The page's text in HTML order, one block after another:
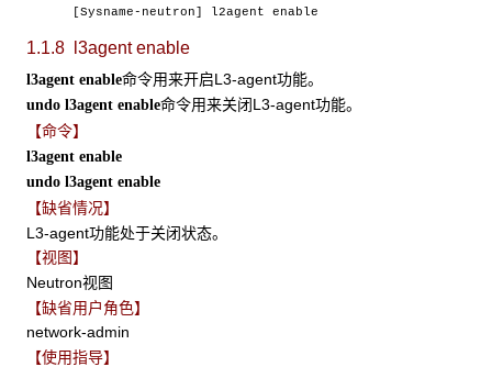
[Sysname-neutron] l2agent enable
1.1.8 l3agent enable
l3agent enable命令用来开启L3-agent功能。
undo l3agent enable命令用来关闭L3-agent功能。
【命令】
l3agent enable
undo l3agent enable
【缺省情况】
L3-agent功能处于关闭状态。
【视图】
Neutron视图
【缺省用户角色】
network-admin
【使用指导】